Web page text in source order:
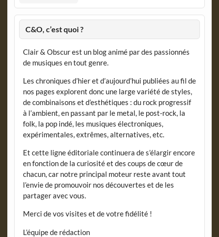
C&O, c’est quoi ?
Clair & Obscur est un blog animé par des passionnés
de musiques en tout genre.
Les chroniques d’hier et d’aujourd’hui publiées au fil de
nos pages explorent donc une large variété de styles,
de combinaisons et d’esthétiques : du rock progressif
à l’ambient, en passant par le metal, le post-rock, la
folk, la pop indé, les musiques électroniques,
expérimentales, extrêmes, alternatives, etc.
Et cette ligne éditoriale continuera de s’élargir encore
en fonction de la curiosité et des coups de cœur de
chacun, car notre principal moteur reste avant tout
l’envie de promouvoir nos découvertes et de les
partager avec vous.
Merci de vos visites et de votre fidélité !
L’équipe de rédaction